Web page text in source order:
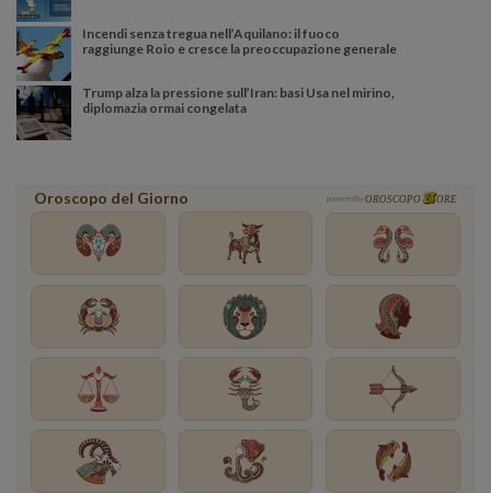
Incendi senza tregua nell’Aquilano: il fuoco
raggiunge Roio e cresce la preoccupazione generale
Trump alza la pressione sull’Iran: basi Usa nel mirino,
diplomazia ormai congelata
Oroscopo del Giorno powered by OROSCOPO ORE